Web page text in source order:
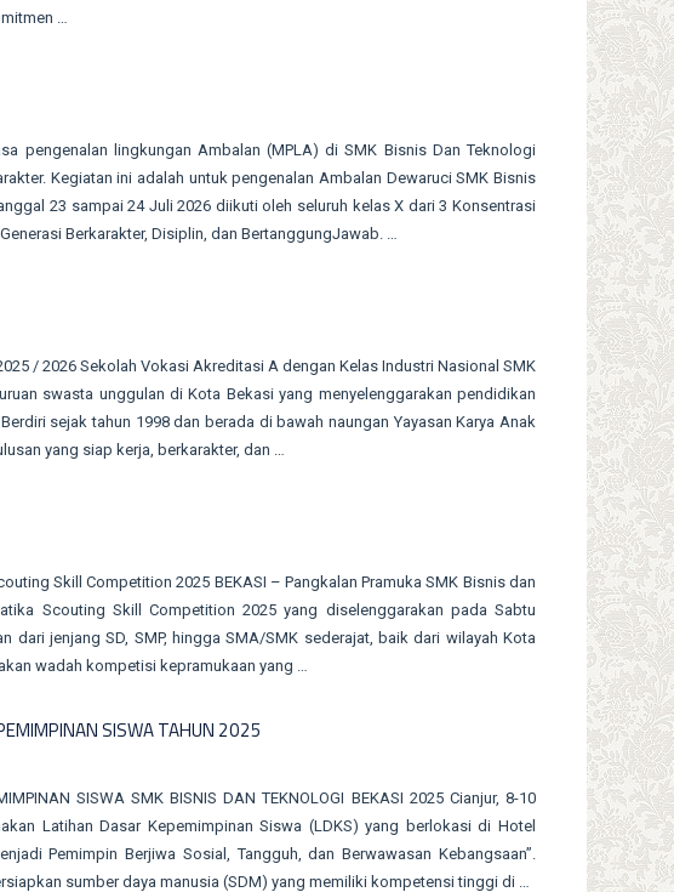
…
pengenalan lingkungan Ambalan (MPLA) di SMK Bisnis Dan Teknologi
Kegiatan ini adalah untuk pengenalan Ambalan Dewaruci SMK Bisnis
23 sampai 24 Juli 2026 diikuti oleh seluruh kelas X dari 3 Konsentrasi
Berkarakter, Disiplin, dan BertanggungJawab. …
2025 / 2026 Sekolah Vokasi Akreditasi A dengan Kelas Industri Nasional SMK
swasta unggulan di Kota Bekasi yang menyelenggarakan pendidikan
sejak tahun 1998 dan berada di bawah naungan Yayasan Karya Anak
yang siap kerja, berkarakter, dan …
Skill Competition 2025 BEKASI – Pangkalan Pramuka SMK Bisnis dan
Scouting Skill Competition 2025 yang diselenggarakan pada Sabtu
jenjang SD, SMP, hingga SMA/SMK sederajat, baik dari wilayah Kota
wadah kompetisi kepramukaan yang …
SISWA TAHUN 2025
SISWA SMK BISNIS DAN TEKNOLOGI BEKASI 2025 Cianjur, 8-10
Latihan Dasar Kepemimpinan Siswa (LDKS) yang berlokasi di Hotel
Pemimpin Berjiwa Sosial, Tangguh, dan Berwawasan Kebangsaan”.
sumber daya manusia (SDM) yang memiliki kompetensi tinggi di …